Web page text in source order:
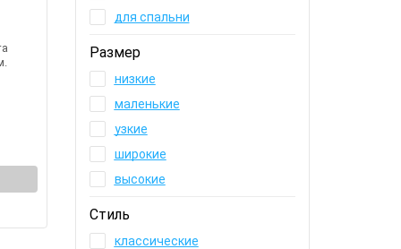
для спальни
Размер
низкие
маленькие
узкие
широкие
высокие
Стиль
классические